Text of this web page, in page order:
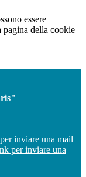
essere
pagina della cookie
inviare una mail
per inviare una